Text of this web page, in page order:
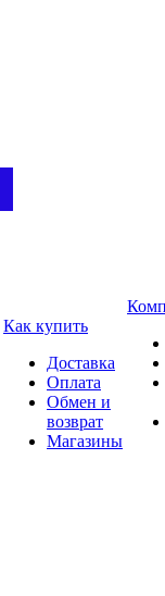
Как купить
Доставка
Оплата
Обмен и
возврат
Магазины